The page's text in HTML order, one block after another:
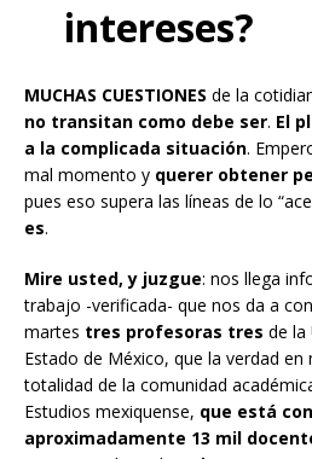
intereses?
MUCHAS CUESTIONES de la
no transitan como debe ser. El
a la complicada situación.
mal momento y querer obtener
pues eso supera las líneas de lo
es.
Mire usted, y juzgue: nos llega
trabajo -verificada- que nos da a
martes tres profesoras tres de la
Estado de México, que la verdad en
totalidad de la comunidad
Estudios mexiquense, que está
aproximadamente 13 mil